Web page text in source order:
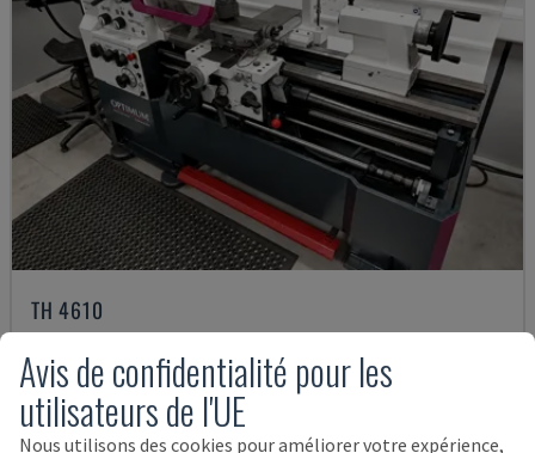
TH 4610
OPTIMUM - TOUR HORIZONTAL
ALLEMAGNE 2018
Avis de confidentialité pour les
utilisateurs de l'UE
Nous utilisons des cookies pour améliorer votre expérience,